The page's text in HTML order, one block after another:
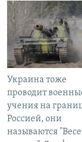
Украина тоже
проводит
учения на
Россией, они
называются